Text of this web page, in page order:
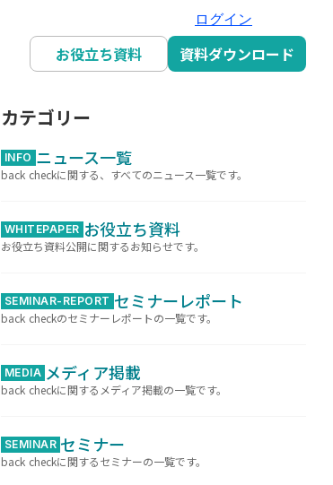
ログイン
お役立ち資料 資料ダウンロード
カテゴリー
INFO ニュース一覧
back checkに関する、すべてのニュース一覧です。
WHITEPAPER お役立ち資料
お役立ち資料公開に関するお知らせです。
SEMINAR-REPORT セミナーレポート
back checkのセミナーレポートの一覧です。
MEDIA メディア掲載
back checkに関するメディア掲載の一覧です。
SEMINAR セミナー
back checkに関するセミナーの一覧です。